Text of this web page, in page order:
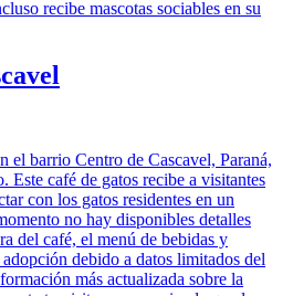
recibe mascotas sociables en su
el barrio Centro de Cascavel, Paraná,
Este café de gatos recibe a visitantes
con los gatos residentes en un
no hay disponibles detalles
del café, el menú de bebidas y
debido a datos limitados del
más actualizada sobre la